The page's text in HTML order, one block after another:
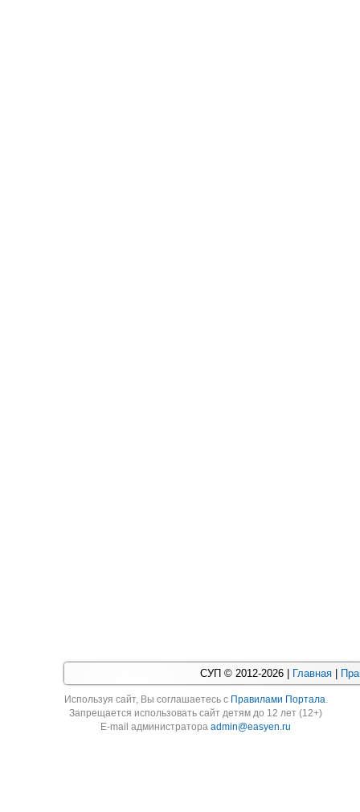
СУП © 2012-2026 | Главная
Используя cайт, Вы соглашаетесь с Правилами Портала.
Запрещается использовать сайт детям до 12 лет (12+)
E-mail администратораadmin@easyen.ru